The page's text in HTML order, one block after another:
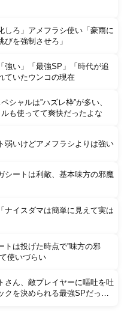
しろ」アメフラシ使い「豪雨に
びを強制させろ」
強い」「最強SP」「時代が追
ていたウンコの現在
シャルは”ハズレ枠”が多い、
も使ってて爽快だったよな
弱いけどアメフラシよりは強い
シートは利敵、基本味方の邪魔
ナイスダマは簡単に見えて実は
トは投げた時点で”味方の邪
使いづらい
さん、敵プレイヤーに嘔吐を吐
クを決められる最強SPだった